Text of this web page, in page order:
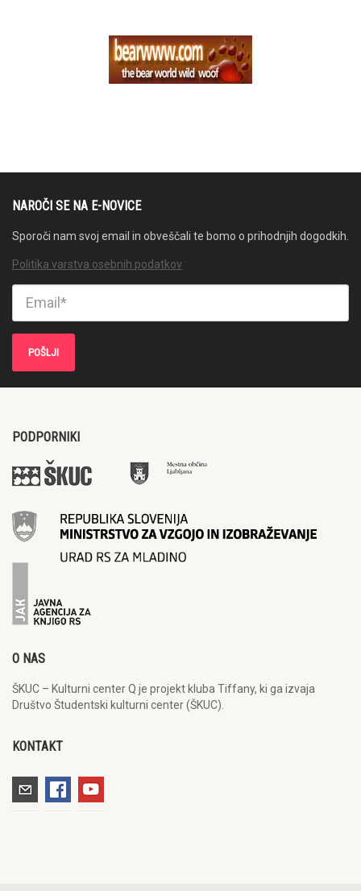
NAROČI SE NA E-NOVICE
Sporoči nam svoj email in obveščali te bomo o prihodnjih dogodkih.
Politika varstva osebnih podatkov
PODPORNIKI
O NAS
ŠKUC – Kulturni center Q je projekt kluba Tiffany, ki ga izvaja
Društvo Študentski kulturni center (ŠKUC).
KONTAKT